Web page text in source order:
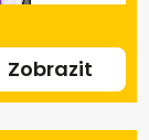
Zobrazit